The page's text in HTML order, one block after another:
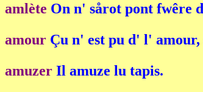
amlète On n' sårot pont fwêre
amour Çu n' est pu d' l'
amuzer Il amuze lu tapis.